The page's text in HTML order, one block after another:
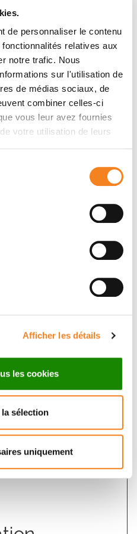
de personnaliser le contenu
relatives aux
notre trafic. Nous
sur l'utilisation de
de médias sociaux, de
combiner celles-ci
vous leur avez fournies
votre utilisation de leurs
Afficher les détails
les cookies
sélection
uniquement
leading
France
Curie